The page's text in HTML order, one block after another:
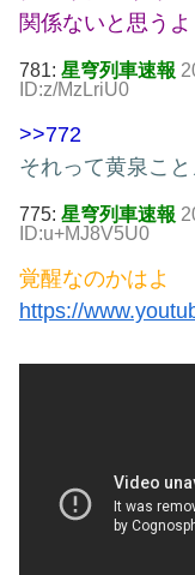
関係ないと思うよ
781: 星穹列車速報
ID:z/MzLriU0
>>772
それって黄泉こ
775: 星穹列車速報
ID:u+MJ8V5U0
覚醒なのかはよ
https://